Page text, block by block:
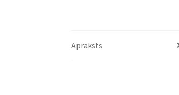
Apraksts